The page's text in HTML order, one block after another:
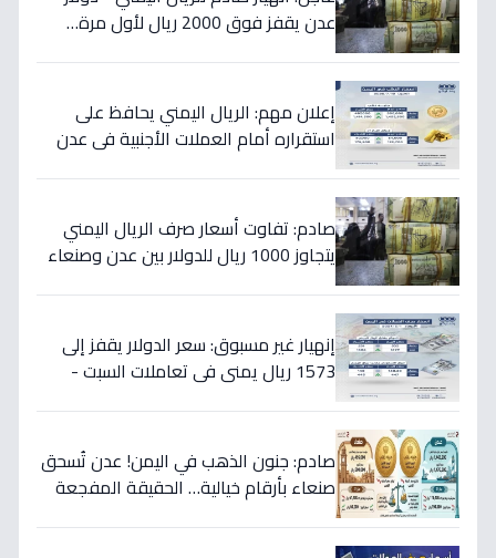
عدن يقفز فوق 2000 ريال لأول مرة…
إعلان مهم: الريال اليمني يحافظ على
استقراره أمام العملات الأجنبية في عدن
صادم: تفاوت أسعار صرف الريال اليمني
يتجاوز 1000 ريال للدولار بين عدن وصنعاء
إنهيار غير مسبوق: سعر الدولار يقفز إلى
1573 ريال يمني في تعاملات السبت -
صادم: جنون الذهب في اليمن! عدن تُسحق
صنعاء بأرقام خيالية… الحقيقة المفجعة